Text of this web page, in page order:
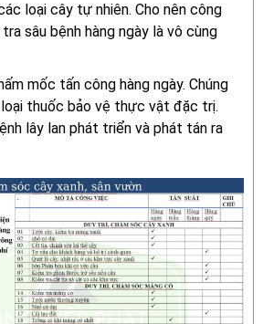
loại cây tự nhiên. Cho nên công
sâu bệnh hàng ngày là vô cùng
mốc tấn công hàng ngày. Chúng
thuốc bảo vệ thực vật đặc trị.
lây lan phát triển và phát tán ra